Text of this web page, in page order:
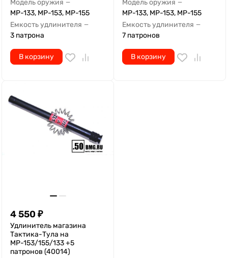
Модель оружия —
МР-133, МР-153, МР-155
Емкость удлинителя —
3 патрона
В корзину
Модель оружия —
МР-133, МР-153, МР-155
Емкость удлинителя —
7 патронов
В корзину
4 550 ₽
Удлинитель магазина
Тактика-Тула на
МР-153/155/133 +5
патронов (40014)